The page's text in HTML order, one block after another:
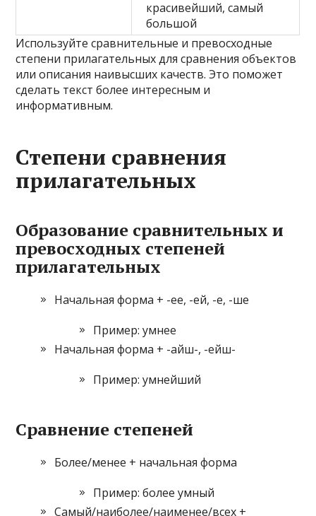
красивейший, самый
большой
Используйте сравнительные и превосходные
степени прилагательных для сравнения объектов
или описания наивысших качеств. Это поможет
сделать текст более интересным и
информативным.
Степени сравнения
прилагательных
Образование сравнительных и
превосходных степеней
прилагательных
Начальная форма + -ее, -ей, -е, -ше
Пример: умнее
Начальная форма + -айш-, -ейш-
Пример: умнейший
Сравнение степеней
Более/менее + начальная форма
Пример: более умный
Самый/наиболее/наименее/всех +